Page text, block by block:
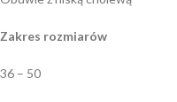
Zakres rozmiarów
36 – 50